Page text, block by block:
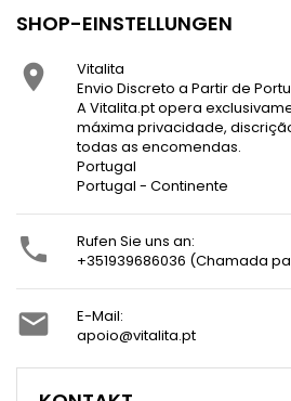
SHOP-EINSTELLUNGEN

Vitalita
Envio Discreto a Partir de
A Vitalita.pt opera
máxima privacidade,
todas as encomendas.
Portugal
Portugal - Continente

Rufen Sie uns an:
+351939686036 (Chamada

E-Mail:
apoio@vitalita.pt